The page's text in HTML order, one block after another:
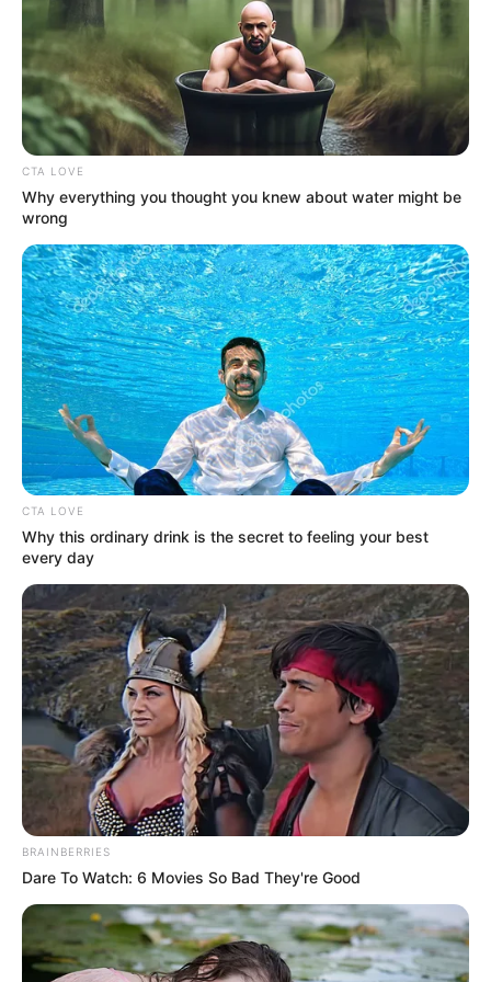
Πότε ανοίγουν οι εγγραφές για τα
Πανεπιστήμια 2026 – Ημερομηνίες για
πρωτοετείς
Ακολουθήστε το evianews.com στοGoogle
News
ΤΑ ΠΙΟ ΔΗΜΟΦΙΛΗ
CTA LOVE
Why everything you thought you knew about water might be
wrong
CTA LOVE
Why this ordinary drink is the secret to feeling your best
every day
BRAINBERRIES
Dare To Watch: 6 Movies So Bad They're Good